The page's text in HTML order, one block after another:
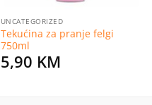
UNCATEGORIZED
Tekućina za pranje felgi
750ml
5,90 KM